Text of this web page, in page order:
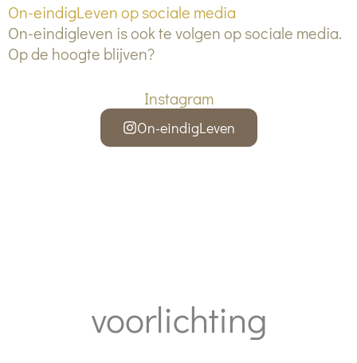
On-eindigLeven op sociale media
On-eindigleven is ook te volgen op sociale media.
Op de hoogte blijven?
Instagram
On-eindigLeven
voorlichting